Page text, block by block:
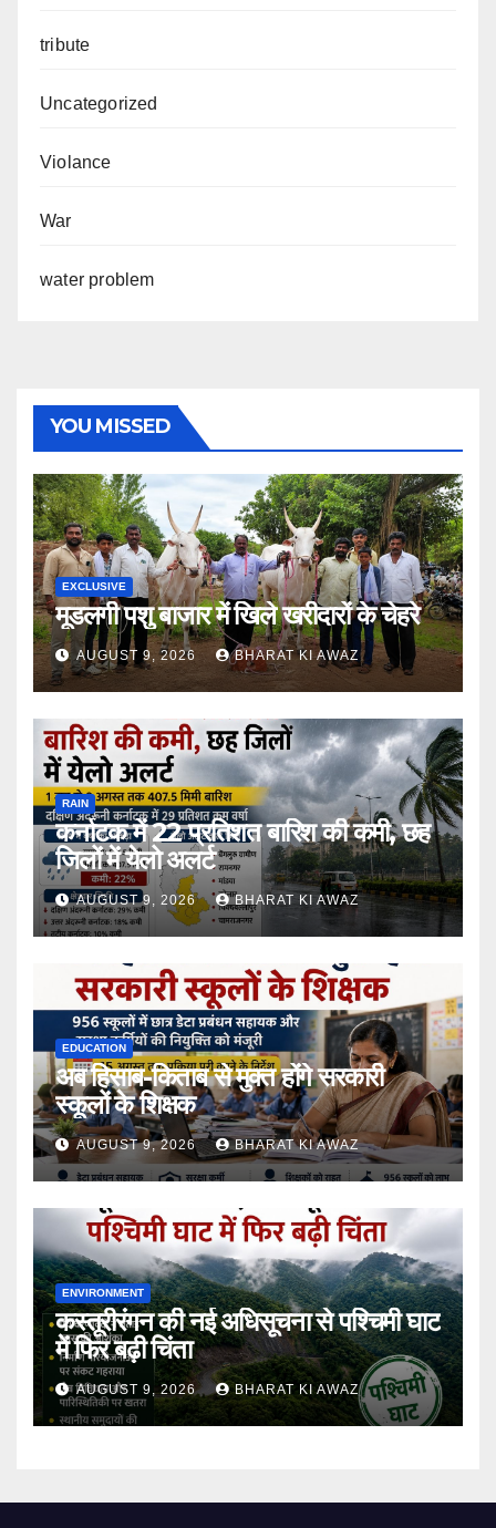
tribute
Uncategorized
Violance
War
water problem
YOU MISSED
EXCLUSIVE
मूडलगी पशु बाजार में खिले खरीदारों के चेहरे
AUGUST 9, 2026 BHARAT KI AWAZ
RAIN
कर्नाटक में 22 प्रतिशत बारिश की कमी, छह
जिलों में येलो अलर्ट
AUGUST 9, 2026 BHARAT KI AWAZ
EDUCATION
अब हिसाब-किताब से मुक्त होंगे सरकारी
स्कूलों के शिक्षक
AUGUST 9, 2026 BHARAT KI AWAZ
ENVIRONMENT
कस्तूरीरंगन की नई अधिसूचना से पश्चिमी घाट
में फिर बढ़ी चिंता
AUGUST 9, 2026 BHARAT KI AWAZ